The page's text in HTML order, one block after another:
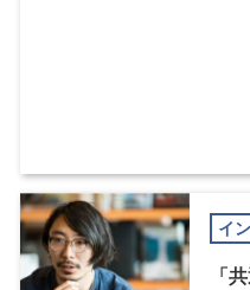
イ
「